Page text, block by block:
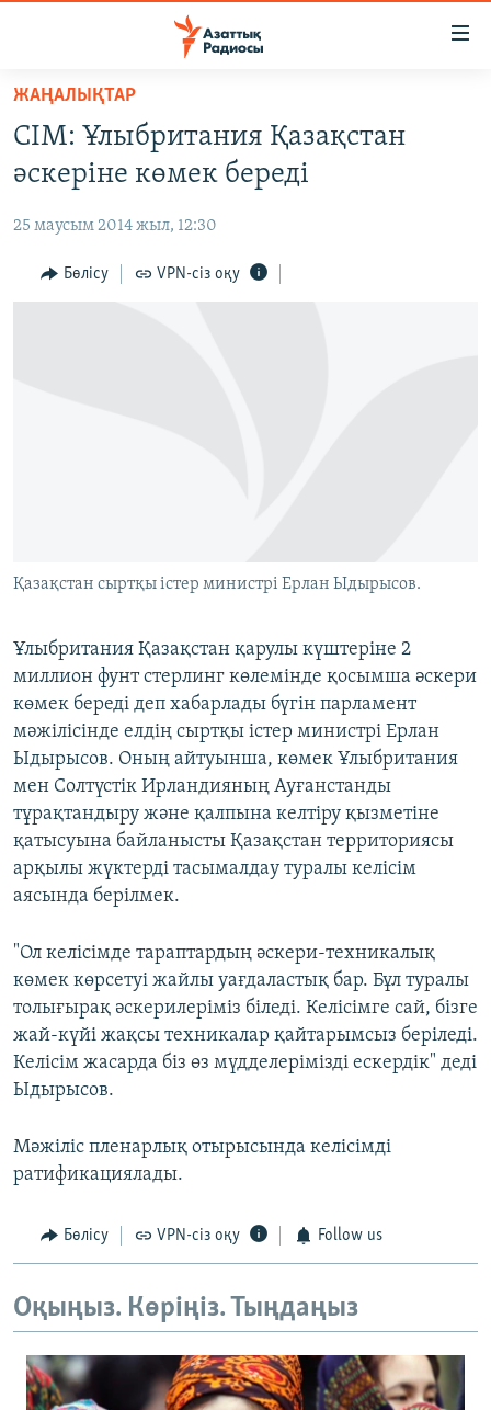
Skip
main
content
to
Navigation
Skip
AZATTYQTV
ҚАҢТАР ОҚИҒАСЫ
АДАМ ҚҰҚЫҚТАРЫ
ЖАҢАЛЫҚТАР
СІМ: Ұлыбритания Қазақстан
әскеріне көмек береді
25 маусым 2014 жыл, 12:30
Бөлісу VPN-сіз оқу
Қазақстан сыртқы істер министрі Ерлан Ыдырысов.
Ұлыбритания Қазақстан қарулы күштеріне 2
миллион фунт стерлинг көлемінде қосымша әскери
көмек береді деп хабарлады бүгін парламент
мәжілісінде елдің сыртқы істер министрі Ерлан
Ыдырысов. Оның айтуынша, көмек Ұлыбритания
мен Солтүстік Ирландияның Ауғанстанды
тұрақтандыру және қалпына келтіру қызметіне
қатысуына байланысты Қазақстан территориясы
арқылы жүктерді тасымалдау туралы келісім
аясында берілмек.
"Ол келісімде тараптардың әскери-техникалық
көмек көрсетуі жайлы уағдаластық бар. Бұл туралы
толығырақ әскерилеріміз біледі. Келісімге сай, бізге
жай-күйі жақсы техникалар қайтарымсыз беріледі.
Келісім жасарда біз өз мүдделерімізді ескердік" деді
Ыдырысов.
Мәжіліс пленарлық отырысында келісімді
ратификациялады.
Бөлісу VPN-сіз оқу Follow us
Оқыңыз. Көріңіз. Тыңдаңыз